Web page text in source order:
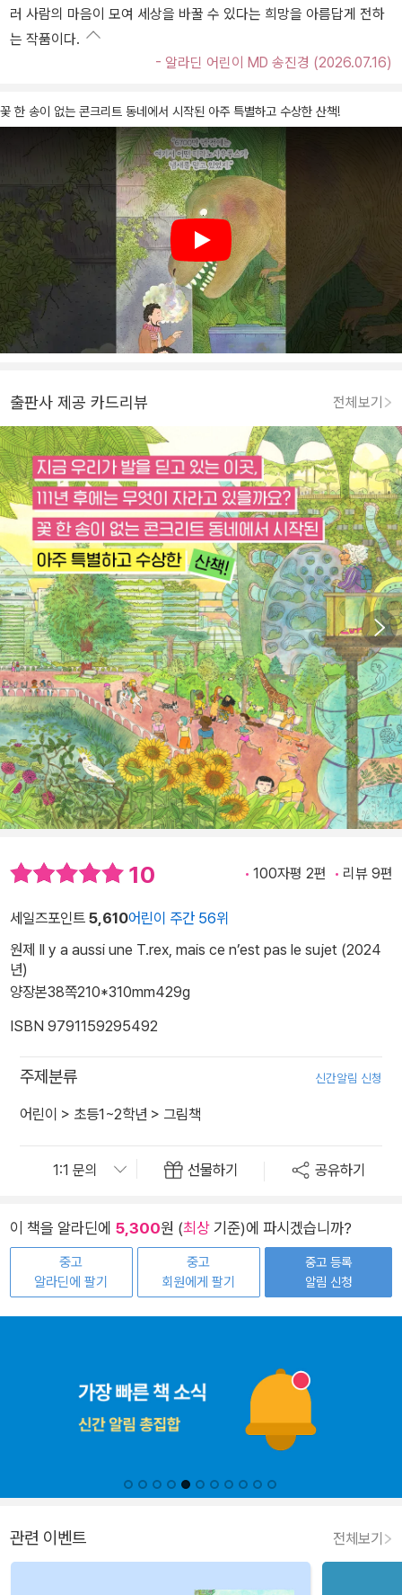
러 사람의 마음이 모여 세상을 바꿀 수 있다는 희망을 아름답게 전하
는 작품이다.
- 알라딘 어린이 MD 송진경 (2026.07.16)
꽃 한 송이 없는 콘크리트 동네에서 시작된 아주 특별하고 수상한 산책!
Play
출판사 제공 카드리뷰 전체보기
10 100자평 2편 리뷰 9편
세일즈포인트 5,610어린이 주간 56위
원제 Il y a aussi une T.rex, mais ce n’est pas le sujet (2024
년)
양장본38쪽210*310mm429g
ISBN 9791159295492
주제분류 신간알림 신청
어린이 > 초등1~2학년 > 그림책
선물하기 공유하기
이 책을 알라딘에 5,300원 (최상 기준)에 파시겠습니까?
중고
알라딘에 팔기
중고
회원에게 팔기
중고 등록
알림 신청
관련 이벤트 전체보기